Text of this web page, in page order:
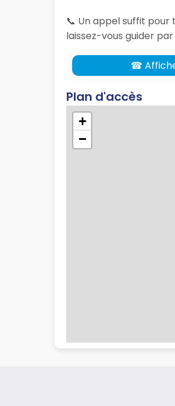
📞 Un appel suffit
laissez-vous guider
☎
Plan d'accès
+
−